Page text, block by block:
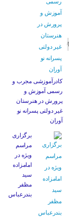
کادرآموزشی مجرب و
رسمی آموزش و
پرورش در هنرستان
غیر دولتی پسرانه نو
آوران
برگزاری
مراسم
ویژه در
امامزاده
سید
مظفر
بندرعباس